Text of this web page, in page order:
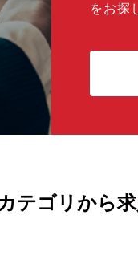
をお探
テゴリから